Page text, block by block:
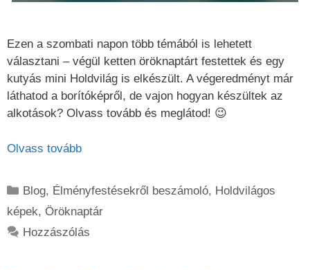
Ezen a szombati napon több témából is lehetett
választani – végül ketten öröknaptárt festettek és egy
kutyás mini Holdvilág is elkészült. A végeredményt már
láthatod a borítóképről, de vajon hogyan készültek az
alkotások? Olvass tovább és meglátod! 😉
Olvass tovább
Kategória
Blog, Élményfestésekről beszámoló, Holdvilágos
képek, Öröknaptár
Hozzászólás